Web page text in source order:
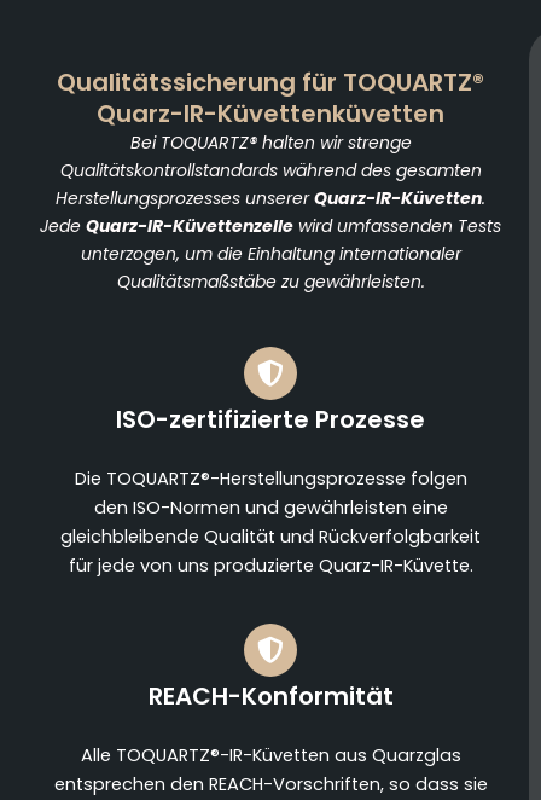
Qualitätssicherung für TOQUARTZ®
Quarz-IR-Küvettenküvetten
Bei TOQUARTZ® halten wir strenge
Qualitätskontrollstandards während des gesamten
Herstellungsprozesses unsererQuarz-IR-Küvetten.
Jede Quarz-IR-Küvettenzelle wird umfassenden Tests
unterzogen, um die Einhaltung internationaler
Qualitätsmaßstäbe zu gewährleisten.
ISO-zertifizierte Prozesse
Die TOQUARTZ®-Herstellungsprozesse folgen
den ISO-Normen und gewährleisten eine
gleichbleibende Qualität und Rückverfolgbarkeit
für jede von uns produzierte Quarz-IR-Küvette.
REACH-Konformität
Alle TOQUARTZ®-IR-Küvetten aus Quarzglas
entsprechen den REACH-Vorschriften, so dass sie